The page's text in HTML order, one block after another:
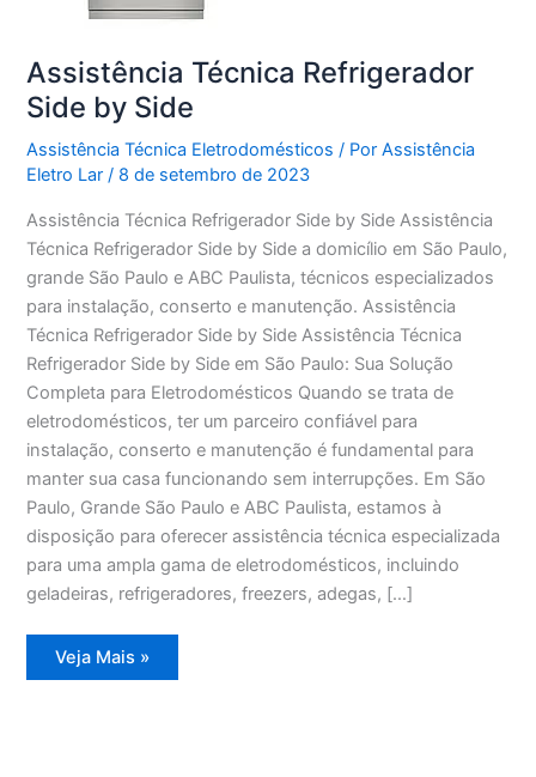
Assistência Técnica Refrigerador
Side by Side
Assistência Técnica Eletrodomésticos / PorAssistência
Eletro Lar/ 8 de setembro de 2023
Assistência Técnica Refrigerador Side by Side Assistência
Técnica Refrigerador Side by Side a domicílio em São Paulo,
grande São Paulo e ABC Paulista, técnicos especializados
para instalação, conserto e manutenção. Assistência
Técnica Refrigerador Side by Side Assistência Técnica
Refrigerador Side by Side em São Paulo: Sua Solução
Completa para Eletrodomésticos Quando se trata de
eletrodomésticos, ter um parceiro confiável para
instalação, conserto e manutenção é fundamental para
manter sua casa funcionando sem interrupções. Em São
Paulo, Grande São Paulo e ABC Paulista, estamos à
disposição para oferecer assistência técnica especializada
para uma ampla gama de eletrodomésticos, incluindo
geladeiras, refrigeradores, freezers, adegas, […]
Assistência
Técnica
Veja Mais »